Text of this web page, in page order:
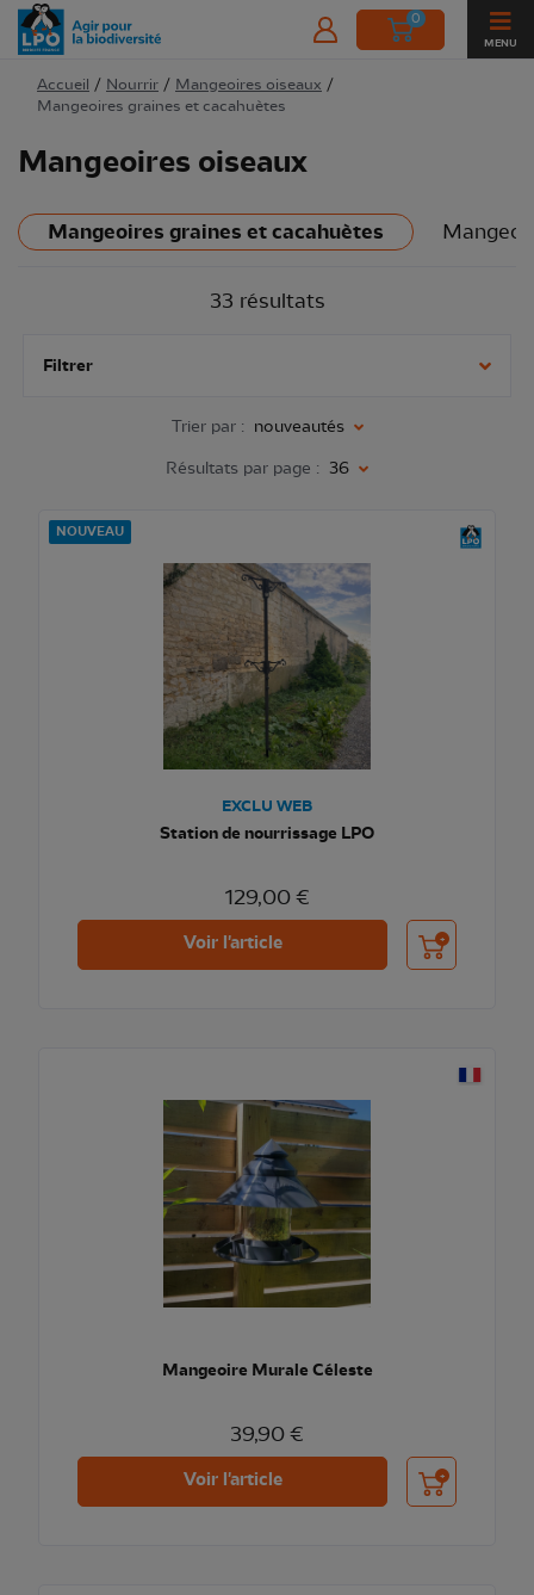
0
MENU
Accueil / Nourrir / Mangeoires oiseaux /
Mangeoires graines et cacahuètes
Mangeoires oiseaux
Mangeoires graines et cacahuètes
33 résultats
Filtrer
Trier par : nouveautés
Résultats par page : 36
NOUVEAU
EXCLU WEB
Station de nourrissage LPO
129,00 €
Voir l'article Ajouter au
Mangeoire Murale Céleste
39,90 €
Voir l'article Ajouter au